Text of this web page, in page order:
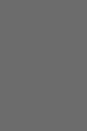
Hier geht es zur
Zubehöre